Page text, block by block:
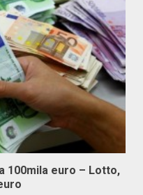
100mila euro – Lotto,